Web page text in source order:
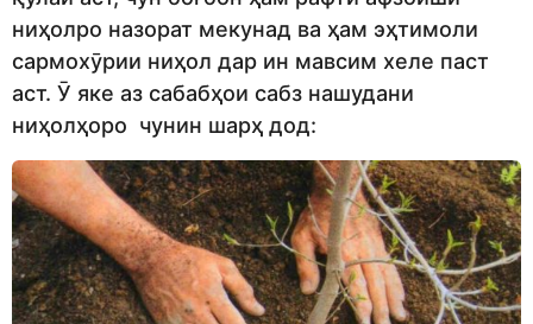
ниҳолро назорат мекунад ва ҳам эҳтимоли
сармохӯрии ниҳол дар ин мавсим хеле паст
аст. Ӯ яке аз сабабҳои сабз нашудани
ниҳолҳоро чунин шарҳ дод: